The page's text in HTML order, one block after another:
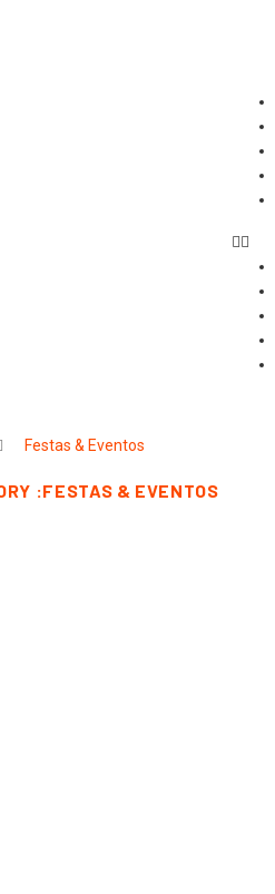
Festas & Eventos
:FESTAS & EVENTOS